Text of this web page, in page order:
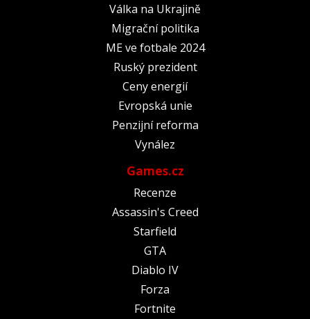
Válka na Ukrajině
Migrační politika
ME ve fotbale 2024
Ruský prezident
Ceny energií
Evropská unie
Penzijní reforma
Vynález
Games.cz
Recenze
Assassin's Creed
Starfield
GTA
Diablo IV
Forza
Fortnite